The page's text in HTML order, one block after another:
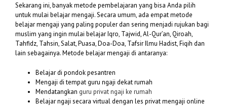
Sekarang ini, banyak metode pembelajaran yang bisa Anda pilih
untuk mulai belajar mengaji. Secara umum, ada empat metode
belajar mengaji yang paling populer dan sering menjadi rujukan bagi
muslim yang ingin mulai belajar Iqro, Tajwid, Al-Qur’an, Qiroah,
Tahfidz, Tahsin, Salat, Puasa, Doa-Doa, Tafsir Ilmu Hadist, Fiqih dan
lain sebagainya. Metode belajar mengaji di antaranya:
Belajar di pondok pesantren
Mengaji di tempat guru ngaji dekat rumah
Mendatangkan guru privat ngaji ke rumah
Belajar ngaji secara virtual dengan les privat mengaji online